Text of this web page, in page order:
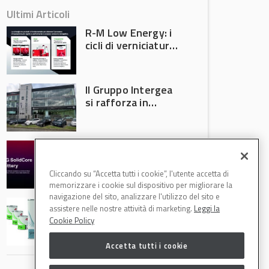
Ultimi Articoli
R-M Low Energy: i
cicli di verniciatura
tempi e costi in
carrozzeria
Il Gruppo Intergea
si rafforza in
tecnologia che
potrebbe
accelerare la
rivoluzione
dell’auto elettrica
Speciale Low
Energy: axalta Fast
Cure Low Energy: la
tecnologia che
Cliccando su “Accetta tutti i cookie”, l'utente accetta di
memorizzare i cookie sul dispositivo per migliorare la
navigazione del sito, analizzare l'utilizzo del sito e
assistere nelle nostre attività di marketing. Leggi la
Cookie Policy
Accetta tutti i cookie